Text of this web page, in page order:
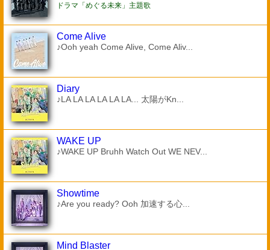
ドラマ「めぐる未来」主題歌
Come Alive
♪Ooh yeah Come Alive, Come Aliv...
Diary
♪LA LA LA LA LA LA... 太陽がKn...
WAKE UP
♪WAKE UP Bruhh Watch Out WE NEV...
Showtime
♪Are you ready? Ooh 加速する心...
Mind Blaster